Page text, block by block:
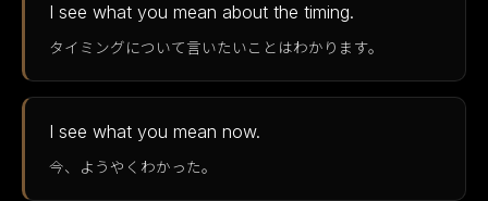
I see what you mean about the timing.
タイミングについて言いたいことはわかります。
I see what you mean now.
今、ようやくわかった。